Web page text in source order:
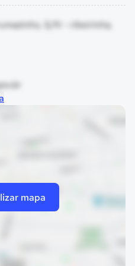
S/N - ribeirinha,
mapa